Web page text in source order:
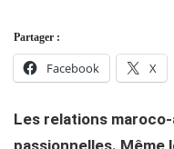
Partager :
Facebook X
Les relations